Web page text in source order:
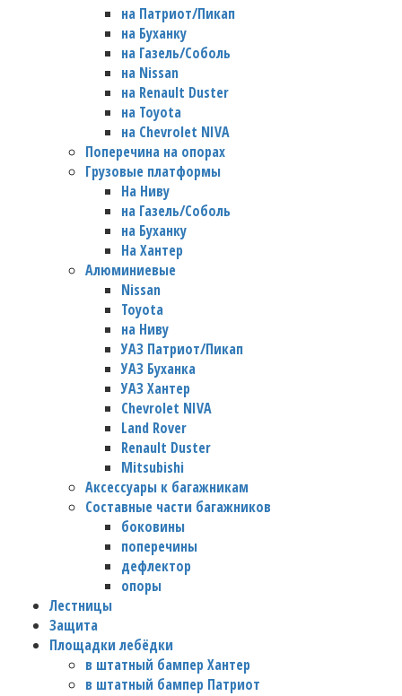
на Патриот/Пикап
на Буханку
на Газель/Соболь
на Nissan
на Renault Duster
на Toyota
на Chevrolet NIVA
Поперечина на опорах
Грузовые платформы
На Ниву
на Газель/Соболь
на Буханку
На Хантер
Алюминиевые
Nissan
Toyota
на Ниву
УАЗ Патриот/Пикап
УАЗ Буханка
УАЗ Хантер
Chevrolet NIVA
Land Rover
Renault Duster
Mitsubishi
Аксессуары к багажникам
Составные части багажников
боковины
поперечины
дефлектор
опоры
Лестницы
Защита
Площадки лебёдки
в штатный бампер Хантер
в штатный бампер Патриот